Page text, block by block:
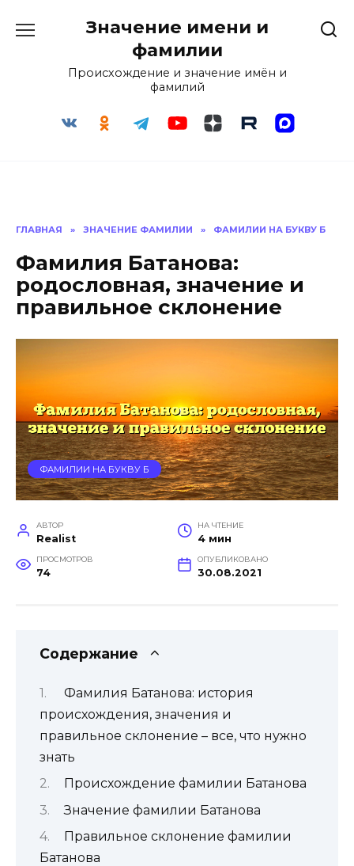
Значение имени и
фамилии
Происхождение и значение имён и
фамилий
ГЛАВНАЯ » ЗНАЧЕНИЕ ФАМИЛИИ » ФАМИЛИИ НА БУКВУ Б
Фамилия Батанова:
родословная, значение и
правильное склонение
ФАМИЛИИ НА БУКВУ Б
АВТОР
Realist
НА ЧТЕНИЕ
4 мин
ПРОСМОТРОВ
74
ОПУБЛИКОВАНО
30.08.2021
Содержание
Фамилия Батанова: история
происхождения, значения и
правильное склонение – все, что нужно
знать
Происхождение фамилии Батанова
Значение фамилии Батанова
Правильное склонение фамилии
Батанова